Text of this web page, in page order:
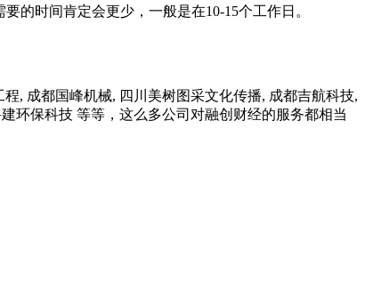
的时间肯定会更少，一般是在10-15个工作日。
, 成都国峰机械, 四川美树图采文化传播, 成都吉航科技,
环保科技 等等，这么多公司对融创财经的服务都相当